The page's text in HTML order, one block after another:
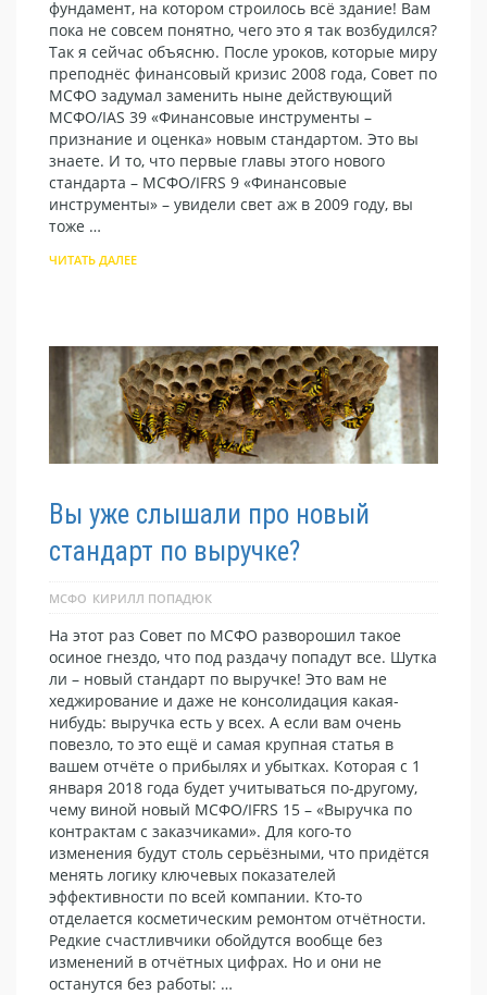
фундамент, на котором строилось всё здание! Вам
пока не совсем понятно, чего это я так возбудился?
Так я сейчас объясню. После уроков, которые миру
преподнёс финансовый кризис 2008 года, Совет по
МСФО задумал заменить ныне действующий
МСФО/IAS 39 «Финансовые инструменты –
признание и оценка» новым стандартом. Это вы
знаете. И то, что первые главы этого нового
стандарта – МСФО/IFRS 9 «Финансовые
инструменты» – увидели свет аж в 2009 году, вы
тоже …
ЧИТАТЬ ДАЛЕЕ
Вы уже слышали про новый
стандарт по выручке?
МСФО КИРИЛЛ ПОПАДЮК
На этот раз Совет по МСФО разворошил такое
осиное гнездо, что под раздачу попадут все. Шутка
ли – новый стандарт по выручке! Это вам не
хеджирование и даже не консолидация какая-
нибудь: выручка есть у всех. А если вам очень
повезло, то это ещё и самая крупная статья в
вашем отчёте о прибылях и убытках. Которая с 1
января 2018 года будет учитываться по-другому,
чему виной новый МСФО/IFRS 15 – «Выручка по
контрактам с заказчиками». Для кого-то
изменения будут столь серьёзными, что придётся
менять логику ключевых показателей
эффективности по всей компании. Кто-то
отделается косметическим ремонтом отчётности.
Редкие счастливчики обойдутся вообще без
изменений в отчётных цифрах. Но и они не
останутся без работы: …